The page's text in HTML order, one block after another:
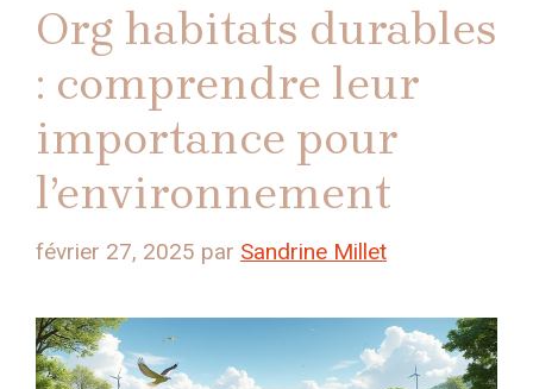
Org habitats durables
: comprendre leur
importance pour
l’environnement
février 27, 2025 par Sandrine Millet